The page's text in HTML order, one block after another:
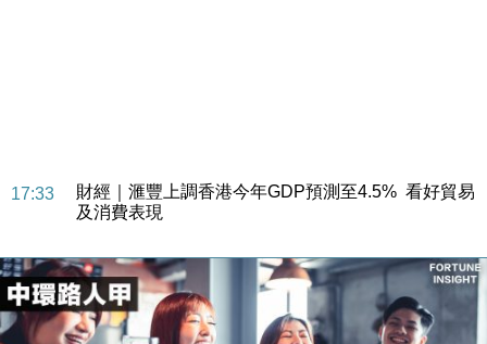
17:33
財經｜滙豐上調香港今年GDP預測至4.5% 看好貿易
及消費表現
損失近6900萬元
16:05
財經｜日經失守6.5萬點後回穩 全周仍升近2%